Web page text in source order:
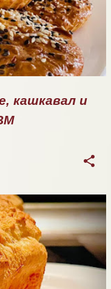
кашкавал и